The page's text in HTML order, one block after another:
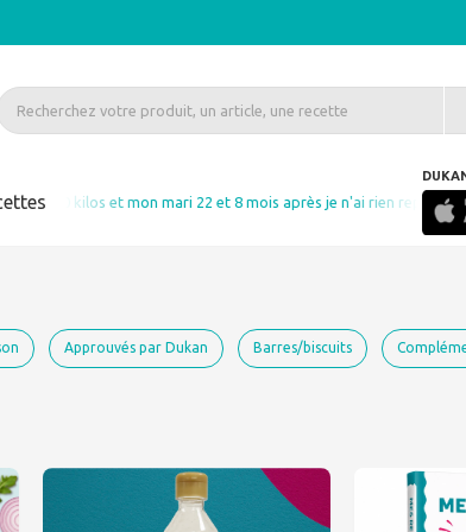
mari 22 et 8 mois après je n'ai rien repris" Martine Volle MAUBEC
Approuvés par Dukan Barres/biscuits